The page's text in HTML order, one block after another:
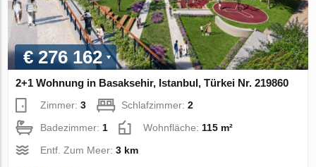
€ 276 162
2+1 Wohnung in Basaksehir, Istanbul, Türkei Nr. 219860
Zimmer:3 Schlafzimmer:2
Badezimmer: 1 Wohnfläche: 115 m²
Entf. Zum Meer:3 km